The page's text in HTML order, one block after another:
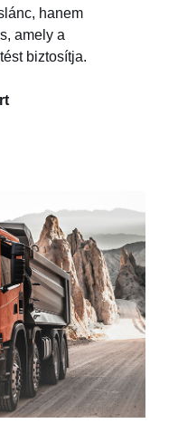
hanem
amely a
biztosítja.